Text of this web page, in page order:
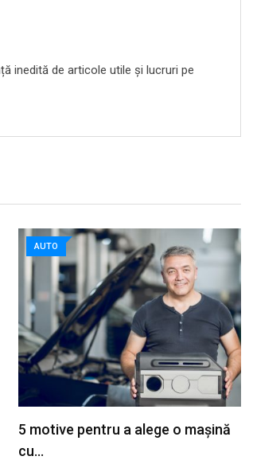
inedită de articole utile și lucruri pe
AUTO
5 motive pentru a alege o mașină
cu…